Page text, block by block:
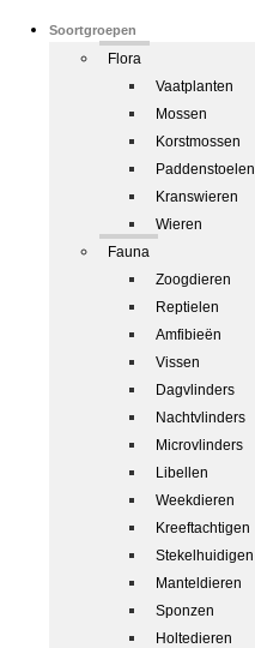
Soortgroepen
Flora
Vaatplanten
Mossen
Korstmossen
Paddenstoelen
Kranswieren
Wieren
Fauna
Zoogdieren
Reptielen
Amfibieën
Vissen
Dagvlinders
Nachtvlinders
Microvlinders
Libellen
Weekdieren
Kreeftachtigen
Stekelhuidigen
Manteldieren
Sponzen
Holtedieren